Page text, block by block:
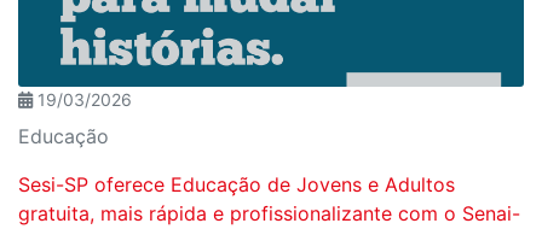
19/03/2026
Educação
Sesi-SP oferece Educação de Jovens e Adultos
gratuita, mais rápida e profissionalizante com o Senai-